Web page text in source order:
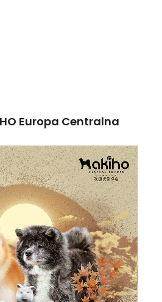
Europa Centralna